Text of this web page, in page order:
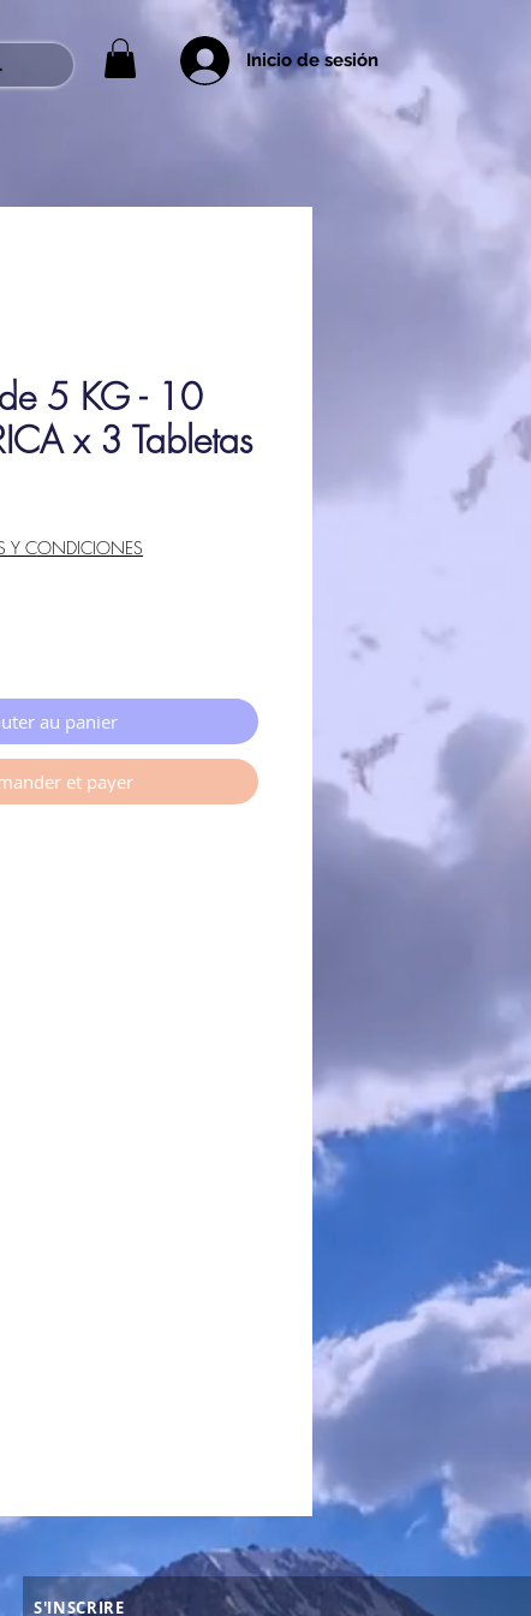
Inicio de sesión
5 KG - 10
x 3 Tabletas
Y CONDICIONES
au panier
et payer
S'INSCRIRE